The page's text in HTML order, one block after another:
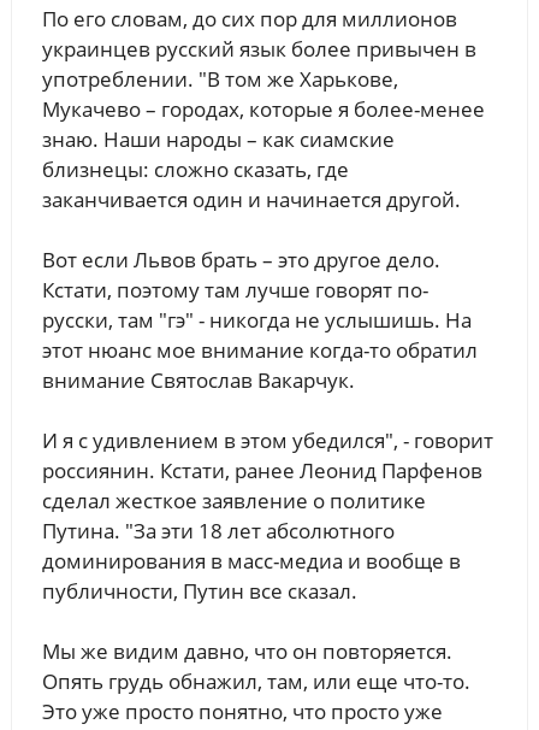
По его словам, до сих пор для миллионов
украинцев русский язык более привычен в
употреблении. "В том же Харькове,
Мукачево – городах, которые я более-менее
знаю. Наши народы – как сиамские
близнецы: сложно сказать, где
заканчивается один и начинается другой.
Вот если Львов брать – это другое дело.
Кстати, поэтому там лучше говорят по-
русски, там "гэ" - никогда не услышишь. На
этот нюанс мое внимание когда-то обратил
внимание Святослав Вакарчук.
И я с удивлением в этом убедился", - говорит
россиянин. Кстати, ранее Леонид Парфенов
сделал жесткое заявление о политике
Путина. "За эти 18 лет абсолютного
доминирования в масс-медиа и вообще в
публичности, Путин все сказал.
Мы же видим давно, что он повторяется.
Опять грудь обнажил, там, или еще что-то.
Это уже просто понятно, что просто уже